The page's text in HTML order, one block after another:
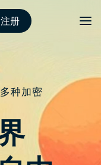
发表，传发
好用吗